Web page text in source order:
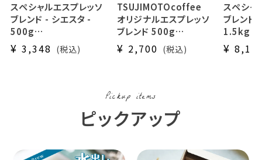
スペシャルエスプレッソ
ブレンド - シエスタ -
500g
辻本珈琲オリジナル
スペシャルティブレンド
業務用 大容量 ラテ
¥ 3,348 税込
TSUJIMOTOcoffee
オリジナルエスプレッソ
ブレンド 500g
espresso アイスコー
ヒー
すすめ
¥ 2,700 税込
スペシャ
ブレンド
1.5kg（
辻本珈琲
スペシャ
¥
Pickup items
ピックアップ